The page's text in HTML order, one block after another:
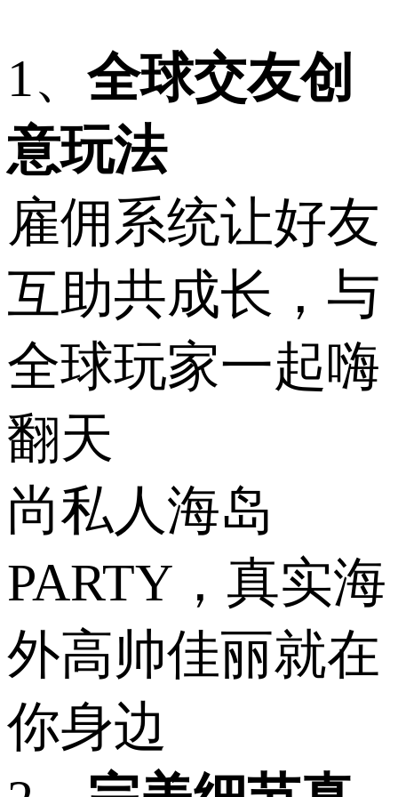
1、 全球交友创
意玩法
雇佣系统让好友
互助共成长，与
全球玩家一起嗨
翻天
尚私人海岛
PARTY，真实海
外高帅佳丽就在
你身边